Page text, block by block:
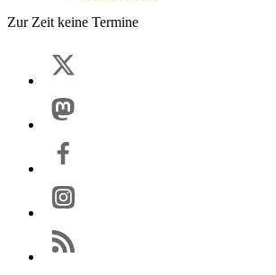
Zur Zeit keine Termine